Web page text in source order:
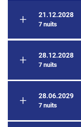
21.12.2028
7 nuits
28.12.2028
7 nuits
28.06.2029
7 nuits